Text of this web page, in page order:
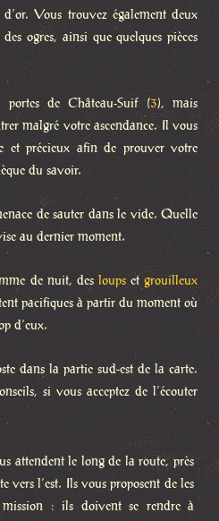
d’or. Vous trouvez également deux
ogres, ainsi que quelques pièces
portes de Château-Suif (3), mais
malgré votre ascendance. Il vous
et précieux afin de prouver votre
du savoir.
de sauter dans le vide. Quelle
au dernier moment.
de nuit, des loupsetgrouilleux
pacifiques à partir du moment où
d’eux.
dans la partie sud-est de la carte.
si vous acceptez de l’écouter
attendent le long de la route, près
vers l’est. Ils vous proposent de les
mission : ils doivent se rendre à